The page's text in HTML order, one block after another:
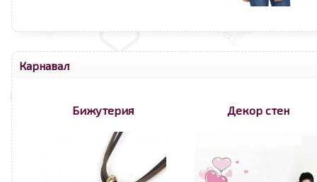
Карнавал
Бижутерия Декор стен